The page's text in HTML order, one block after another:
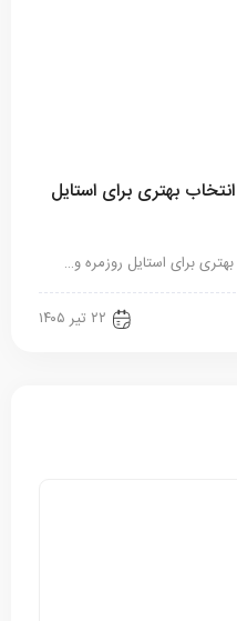
بهتری برای استایل
برای استایل روزمره و…
۲۲ تیر ۱۴۰۵